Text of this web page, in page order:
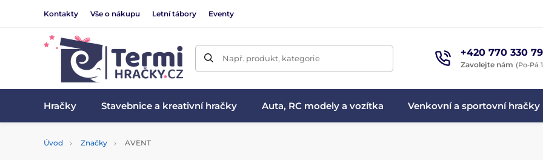
Kontakty Vše o nákupu Letní tábory Eventy
Např. produkt, kategorie +420 770 330
Zavolejte nám (Po-Pá
Hračky Stavebnice a kreativní hračky Auta, RC modely a vozítka Venkovní a sportovní hračky
Úvod Značky AVENT